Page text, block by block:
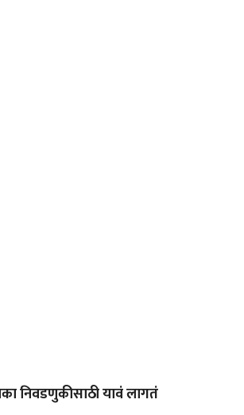
निवडणुकीसाठी यावं लागतं